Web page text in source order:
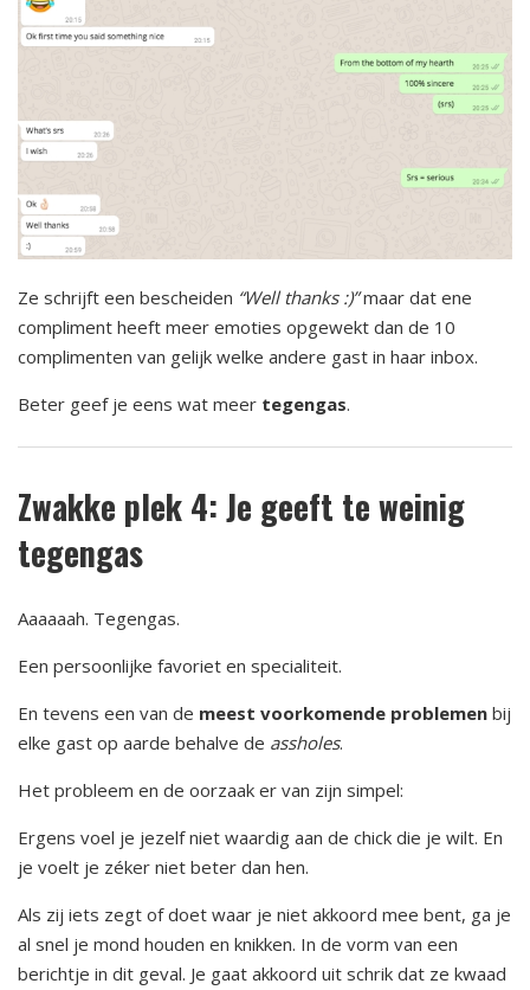
Ze schrijft een bescheiden “Well thanks :)”maar dat ene
compliment heeft meer emoties opgewekt dan de 10
complimenten van gelijk welke andere gast in haar inbox.
Beter geef je eens wat meer tegengas.
Zwakke plek 4: Je geeft te weinig
tegengas
Aaaaaah. Tegengas.
Een persoonlijke favoriet en specialiteit.
En tevens een van de meest voorkomende problemen bij
elke gast op aarde behalve de assholes.
Het probleem en de oorzaak er van zijn simpel:
Ergens voel je jezelf niet waardig aan de chick die je wilt. En
je voelt je zéker niet beter dan hen.
Als zij iets zegt of doet waar je niet akkoord mee bent, ga je
al snel je mond houden en knikken. In de vorm van een
berichtje in dit geval. Je gaat akkoord uit schrik dat ze kwaad